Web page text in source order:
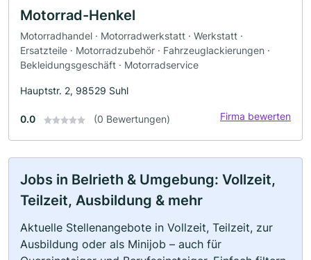
Motorrad-Henkel
Motorradhandel · Motorradwerkstatt · Werkstatt ·
Ersatzteile · Motorradzubehör · Fahrzeuglackierungen ·
Bekleidungsgeschäft · Motorradservice
Hauptstr. 2, 98529 Suhl
0.0 (0 Bewertungen) Firma bewerten
Jobs in Belrieth & Umgebung: Vollzeit,
Teilzeit, Ausbildung & mehr
Aktuelle Stellenangebote in Vollzeit, Teilzeit, zur
Ausbildung oder als Minijob – auch für